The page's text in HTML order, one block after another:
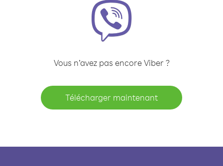
Vous n’avez pas encore Viber ?
Télécharger maintenant